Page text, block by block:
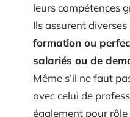
leurs compétences
Ils assurent diverses
formation ou
salariés ou de
Même s’il ne faut
avec celui de
également pour rôle